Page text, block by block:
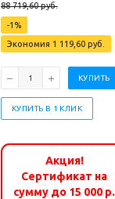
88 719,60руб.
-1 %
Экономия 1 119,60 руб.
КУПИТЬ
КУПИТЬ В 1 КЛИК
Акция!
Сертификат на
сумму до 15 000 р.